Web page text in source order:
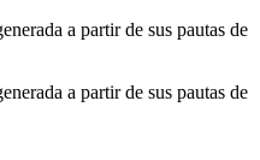
a partir de sus pautas de
a partir de sus pautas de